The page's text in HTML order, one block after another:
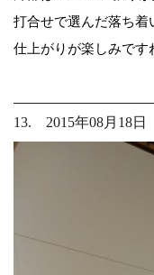
打合せで選んだ落ち着
仕上がりが楽しみです
13. 2015年08月18日